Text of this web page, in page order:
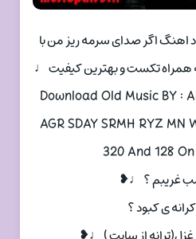
اهنگ اگر صدای سرمه ریز من با
همراه تکست و بهترین کیفیت ♩
Download Old Music BY :
AGR SDAY SRMH RYZ
320 And 128
غریبم ؟ ♩❥
ی کبود ؟